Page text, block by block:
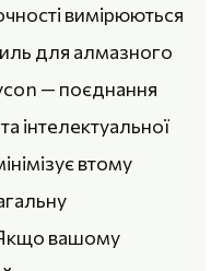
вимірюються
для алмазного
— поєднання
інтелектуальної
втому
Якщо вашому